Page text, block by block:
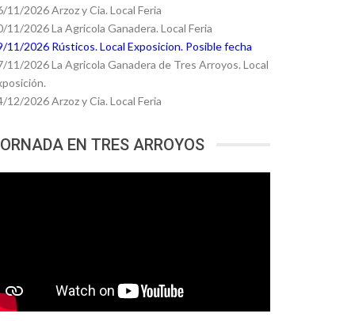
11/2026 Arzoz y Cia. Local Feria
11/2026 La Agricola Ganadera. Local Feria
11/2026 Rústicos. Local Exposicion. Posible fecha
11/2026 La Agricola Ganadera de Tres Arroyos. Local
12/2026 Arzoz y Cia. Local Feria
EN TRES ARROYOS